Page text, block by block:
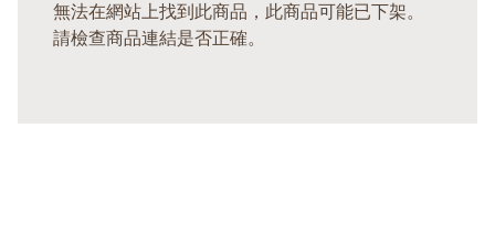
無法在網站上找到此商品，此商品可能已下架。
請檢查商品連結是否正確。